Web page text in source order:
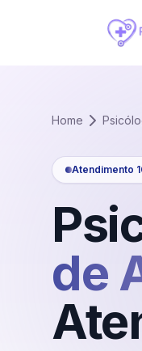
Home
Atendimento
de